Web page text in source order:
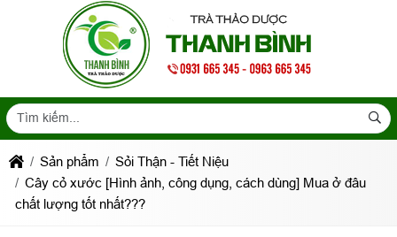
Sản phẩm
Sỏi Thận - Tiết Niệu
Cây cỏ xước [Hình ảnh, công dụng, cách dùng] Mua ở đâu
chất lượng tốt nhất???